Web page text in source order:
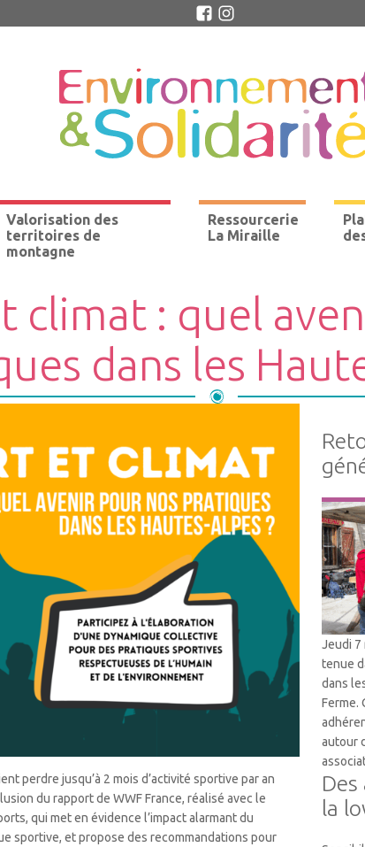
Valorisation des
territoires de
montagne
Ressourcerie
La Miraille
climat : quel
dans les
perdre jusqu’à 2 mois d’activité sportive par an
du rapport de WWF France, réalisé avec le
qui met en évidence l’impact alarmant du
sportive, et propose des recommandations pour
Vie
Jeudi 7
tenue
dans
Ferme.
autour
la